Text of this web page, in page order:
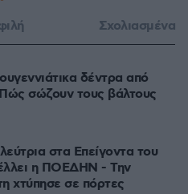
Σχολιασμένα
δέντρα από
σώζουν τους βάλτους
στα Επείγοντα του
η ΠΟΕΔΗΝ - Την
χτύπησε σε πόρτες